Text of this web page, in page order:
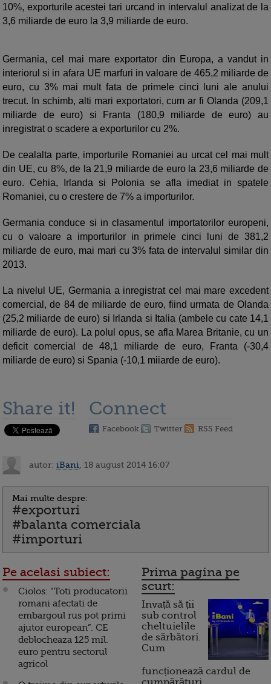
10%, exporturile acestei tari urcand in intervalul analizat de la
3,6 miliarde de euro la 3,9 miliarde de euro.
Germania, cel mai mare exportator din Europa, a vandut in
interiorul si in afara UE marfuri in valoare de 465,2 miliarde de
euro, cu 3% mai mult fata de primele cinci luni ale anului
trecut. In schimb, alti mari exportatori, cum ar fi Olanda (209,1
miliarde de euro) si Franta (180,9 miliarde de euro) au
inregistrat o scadere a exporturilor cu 2%.
De cealalta parte, importurile Romaniei au urcat cel mai mult
din UE, cu 8%, de la 21,9 miliarde de euro la 23,6 miliarde de
euro. Cehia, Irlanda si Polonia se afla imediat in spatele
Romaniei, cu o crestere de 7% a importurilor.
Germania conduce si in clasamentul importatorilor europeni,
cu o valoare a importurilor in primele cinci luni de 381,2
miliarde de euro, mai mari cu 3% fata de intervalul similar din
2013.
La nivelul UE, Germania a inregistrat cel mai mare excedent
comercial, de 84 de miliarde de euro, fiind urmata de Olanda
(25,2 miliarde de euro) si Irlanda si Italia (ambele cu cate 14,1
miliarde de euro). La polul opus, se afla Marea Britanie, cu un
deficit comercial de 48,1 miliarde de euro, Franta (-30,4
miliarde de euro) si Spania (-10,1 miiarde de euro).
Share it! Connect
Facebook Twitter RSS Feed
autor: iBani , 18 august 2014 16:07
Mai multe despre:
#exporturi
#balanta comerciala
#importuri
Pe acelasi subiect:
Ciolos: “Toti producatorii
romani afectati de
embargoul rus pot primi
ajutor european”. CE
deblocheaza 125 mil.
euro pentru sectorul
agricol
Prima pagina pe
scurt:
Invață să ții
sub control
cheltuielile
de sărbători.
Cum
funcționează cardul de